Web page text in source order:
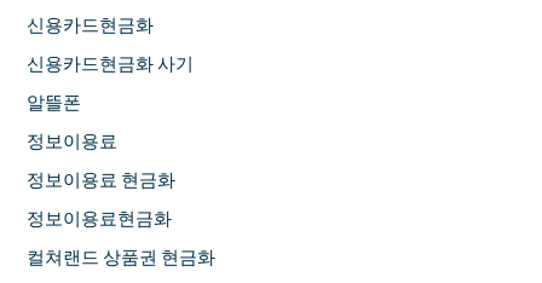
신용카드현금화
신용카드현금화 사기
알뜰폰
정보이용료
정보이용료 현금화
정보이용료현금화
컬쳐랜드 상품권 현금화